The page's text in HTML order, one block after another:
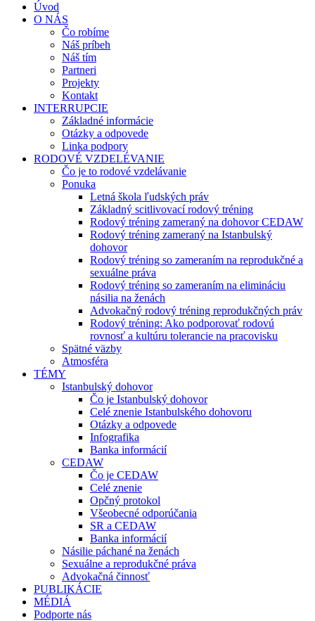
Úvod
O NÁS
Čo robíme
Náš príbeh
Náš tím
Partneri
Projekty
Kontakt
INTERRUPCIE
Základné informácie
Otázky a odpovede
Linka podpory
RODOVÉ VZDELÉVANIE
Čo je to rodové vzdelávanie
Ponuka
Letná škola ľudských práv
Základný scitlivovací rodový tréning
Rodový tréning zameraný na dohovor CEDAW
Rodový tréning zameraný na Istanbulský
dohovor
Rodový tréning so zameraním na reprodukčné a
sexuálne práva
Rodový tréning so zameraním na elimináciu
násilia na ženách
Advokačný rodový tréning reprodukčných práv
Rodový tréning: Ako podporovať rodovú
rovnosť a kultúru tolerancie na pracovisku
Spätné väzby
Atmosféra
TÉMY
Istanbulský dohovor
Čo je Istanbulský dohovor
Celé znenie Istanbulského dohovoru
Otázky a odpovede
Infografika
Banka informácií
CEDAW
Čo je CEDAW
Celé znenie
Opčný protokol
Všeobecné odporúčania
SR a CEDAW
Banka informácií
Násilie páchané na ženách
Sexuálne a reprodukčné práva
Advokačná činnosť
PUBLIKÁCIE
MÉDIÁ
Podporte nás